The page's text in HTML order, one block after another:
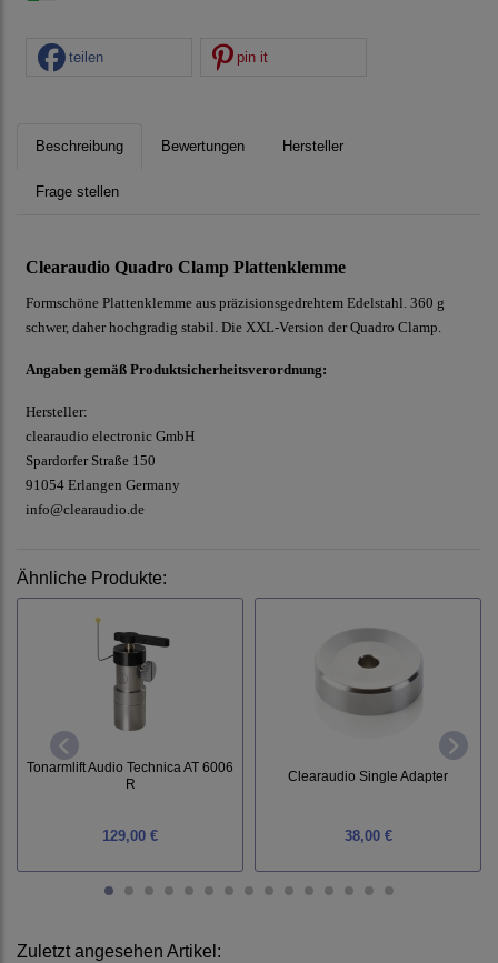
teilen pin it
Beschreibung Bewertungen Hersteller
Frage stellen
Clearaudio Quadro Clamp Plattenklemme
Formschöne Plattenklemme aus präzisionsgedrehtem Edelstahl. 360 g
schwer, daher hochgradig stabil. Die XXL-Version der Quadro Clamp.
Angaben gemäß Produktsicherheitsverordnung:
Hersteller:
clearaudio electronic GmbH
Spardorfer Straße 150
91054 Erlangen Germany
info@clearaudio.de
Ähnliche Produkte:
Tonarmlift Audio Technica AT 6006
R
129,00 €
Clearaudio Single Adapter
38,00 €
Zuletzt angesehen Artikel: